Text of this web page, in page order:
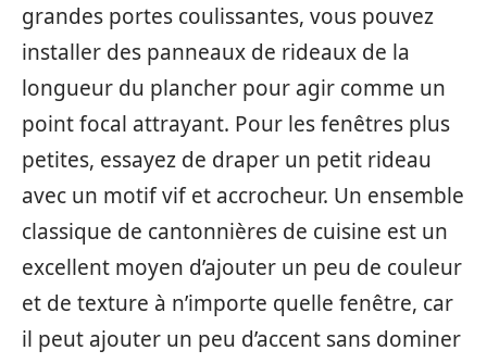
grandes portes coulissantes, vous pouvez
installer des panneaux de rideaux de la
longueur du plancher pour agir comme un
point focal attrayant. Pour les fenêtres plus
petites, essayez de draper un petit rideau
avec un motif vif et accrocheur. Un ensemble
classique de cantonnières de cuisine est un
excellent moyen d’ajouter un peu de couleur
et de texture à n’importe quelle fenêtre, car
il peut ajouter un peu d’accent sans dominer